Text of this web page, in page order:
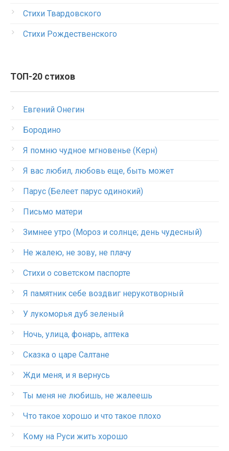
Стихи Твардовского
Стихи Рождественского
ТОП-20 стихов
Евгений Онегин
Бородино
Я помню чудное мгновенье (Керн)
Я вас любил, любовь еще, быть может
Парус (Белеет парус одинокий)
Письмо матери
Зимнее утро (Мороз и солнце; день чудесный)
Не жалею, не зову, не плачу
Стихи о советском паспорте
Я памятник себе воздвиг нерукотворный
У лукоморья дуб зеленый
Ночь, улица, фонарь, аптека
Сказка о царе Салтане
Жди меня, и я вернусь
Ты меня не любишь, не жалеешь
Что такое хорошо и что такое плохо
Кому на Руси жить хорошо